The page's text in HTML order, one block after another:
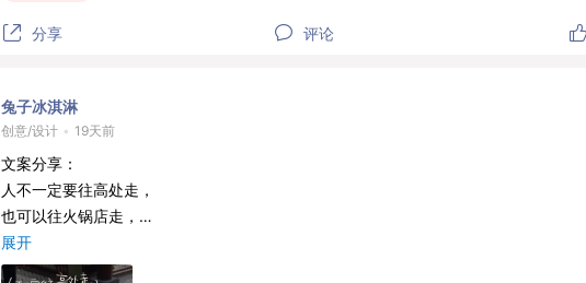
分享 评论
兔子冰淇淋
创意/设计 • 19天前
文案分享：
人不一定要往高处走，
也可以往火锅店走，
不行就涮了。
——《方向》
展开